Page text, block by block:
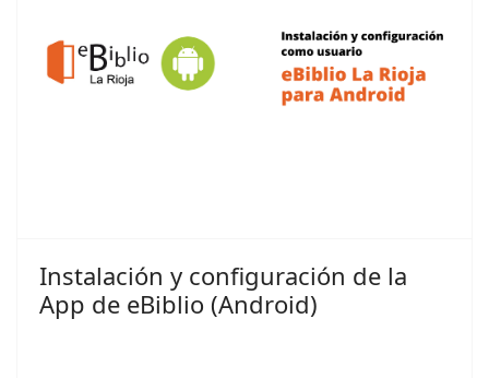
Instalación y configuración de la
App de eBiblio (Android)